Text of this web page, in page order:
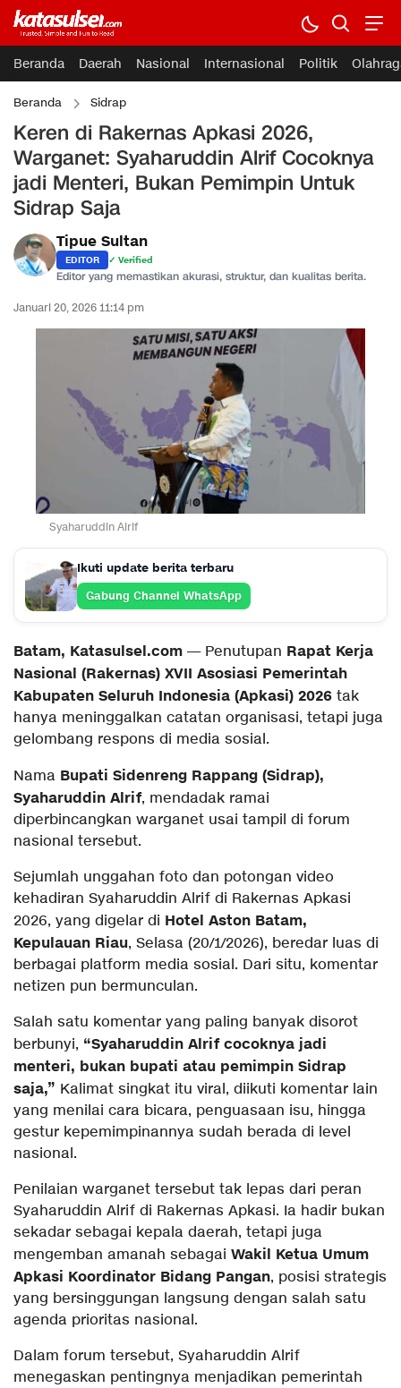
Beranda Daerah Nasional Internasional Politik
Beranda Sidrap
Keren di Rakernas Apkasi 2026,
Warganet: Syaharuddin Alrif Cocoknya
jadi Menteri, Bukan Pemimpin Untuk
Sidrap Saja
Tipue Sultan
EDITOR ✓ Verified
Editor yang memastikan akurasi, struktur, dan kualitas berita.
Januari 20, 2026 11:14 pm
Syaharuddin Alrif
Ikuti update berita terbaru
Gabung Channel WhatsApp
Batam, Katasulsel.com — Penutupan Rapat Kerja
Nasional (Rakernas) XVII Asosiasi Pemerintah
Kabupaten Seluruh Indonesia (Apkasi) 2026 tak
hanya meninggalkan catatan organisasi, tetapi juga
gelombang respons di media sosial.
Nama Bupati Sidenreng Rappang (Sidrap),
Syaharuddin Alrif, mendadak ramai
diperbincangkan warganet usai tampil di forum
nasional tersebut.
Sejumlah unggahan foto dan potongan video
kehadiran Syaharuddin Alrif di Rakernas Apkasi
2026, yang digelar di Hotel Aston Batam,
Kepulauan Riau, Selasa (20/1/2026), beredar luas di
berbagai platform media sosial. Dari situ, komentar
netizen pun bermunculan.
Salah satu komentar yang paling banyak disorot
berbunyi, “Syaharuddin Alrif cocoknya jadi
menteri, bukan bupati atau pemimpin Sidrap
saja,” Kalimat singkat itu viral, diikuti komentar lain
yang menilai cara bicara, penguasaan isu, hingga
gestur kepemimpinannya sudah berada di level
nasional.
Penilaian warganet tersebut tak lepas dari peran
Syaharuddin Alrif di Rakernas Apkasi. Ia hadir bukan
sekadar sebagai kepala daerah, tetapi juga
mengemban amanah sebagai Wakil Ketua Umum
Apkasi Koordinator Bidang Pangan, posisi strategis
yang bersinggungan langsung dengan salah satu
agenda prioritas nasional.
Dalam forum tersebut, Syaharuddin Alrif
menegaskan pentingnya menjadikan pemerintah